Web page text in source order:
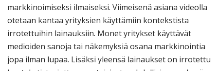
markkinoimiseksi ilmaiseksi. Viimeisenä asiana videolla
otetaan kantaa yrityksien käyttämiin kontekstista
irrotettuihin lainauksiin. Monet yritykset käyttävät
medioiden sanoja tai näkemyksiä osana markkinointia
jopa ilman lupaa. Lisäksi yleensä lainaukset on irrotettu